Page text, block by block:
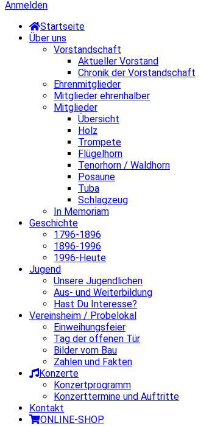
Anmelden
Startseite
Über uns
Vorstandschaft
Aktueller Vorstand
Chronik der Vorstandschaft
Ehrenmitglieder
Mitglieder ehrenhalber
Mitglieder
Übersicht
Holz
Trompete
Flügelhorn
Tenorhorn / Waldhorn
Posaune
Tuba
Schlagzeug
In Memoriam
Geschichte
1796-1896
1896-1996
1996-Heute
Jugend
Unsere Jugendlichen
Aus- und Weiterbildung
Hast Du Interesse?
Vereinsheim / Probelokal
Einweihungsfeier
Tag der offenen Tür
Bilder vom Bau
Zahlen und Fakten
Konzerte
Konzertprogramm
Konzerttermine und Auftritte
Kontakt
ONLINE-SHOP